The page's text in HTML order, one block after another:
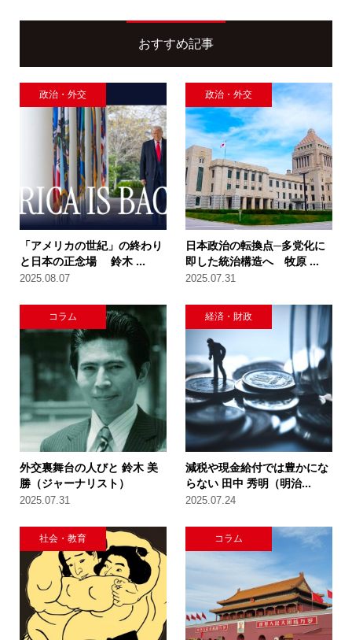
おすすめ記事
政治・外交
「アメリカの世紀」の終わり
と日本の正念場 鈴木 ...
2025.08.07
政治・外交
日本政治の転換点─多党化に
即した統治構造へ 牧原 ...
2025.07.31
コラム
外交裏舞台の人びと 鈴木 美
勝（ジャーナリスト）
2025.07.31
経済・財政
減税や現金給付では豊かにな
らない 田中 秀明（明治...
2025.07.24
社会・教育 コラム